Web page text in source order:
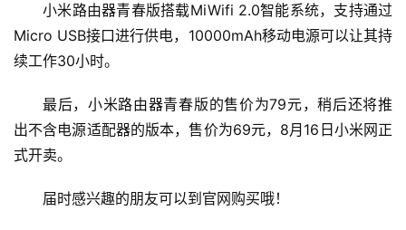
2
.
8
.
小米路由器青春版搭载MiWifi 2.0智能系统，支持通过
Micro USB接口进行供电，10000mAh移动电源可以让其持
续工作30小时。
最后，小米路由器青春版的售价为79元，稍后还将推
出不含电源适配器的版本，售价为69元，8月16日小米网正
式开卖。
届时感兴趣的朋友可以到官网购买哦！